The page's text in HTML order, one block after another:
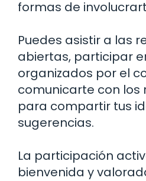
formas de
Puedes asistir a las
abiertas, participar
organizados por el
comunicarte con
para compartir tus
sugerencias.
La participación
bienvenida y